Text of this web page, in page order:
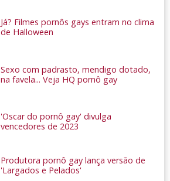
Já? Filmes pornôs gays entram no clima
de Halloween
Sexo com padrasto, mendigo dotado,
na favela... Veja HQ pornô gay
'Oscar do pornô gay' divulga
vencedores de 2023
Produtora pornô gay lança versão de
'Largados e Pelados'